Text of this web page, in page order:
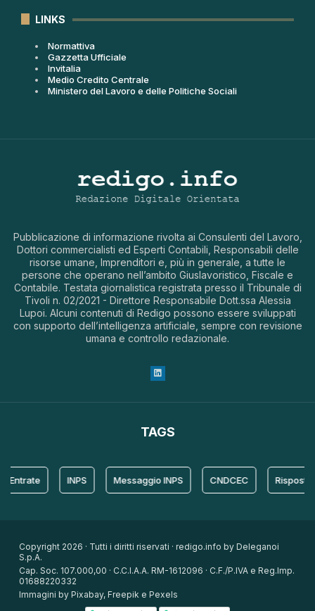
LINKS
Normattiva
Gazzetta Ufficiale
Invitalia
Medio Credito Centrale
Ministero del Lavoro e delle Politiche Sociali
Pubblicazione di informazione rivolta ai Consulenti del Lavoro,
Dottori commercialisti ed Esperti Contabili, Responsabili delle
risorse umane, Imprenditori e, più in generale, a tutte le
persone che operano nell’ambito Giuslavoristico, Fiscale e
Contabile. Testata giornalistica registrata presso il Tribunale di
Tivoli n. 02/2021 - Direttore Responsabile Dott.ssa Alessia
Lupoi. Alcuni contenuti di Redigo possono essere sviluppati
con supporto dell’intelligenza artificiale, sempre con revisione
umana e controllo redazionale.
TAGS
Messaggio INPS CNDCEC Risposta
Copyright 2026 · Tutti i diritti riservati · redigo.info by Deleganoi
S.p.A.
Cap. Soc. 107.000,00 · C.C.I.A.A. RM-1612096 · C.F./P.IVA e Reg.Imp.
01688220332
Immagini by Pixabay, Freepik e Pexels